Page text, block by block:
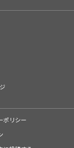
ポリシー